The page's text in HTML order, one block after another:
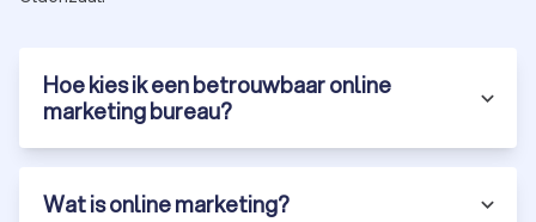
Hoe kies ik een betrouwbaar online
marketing bureau?
Wat is online marketing?